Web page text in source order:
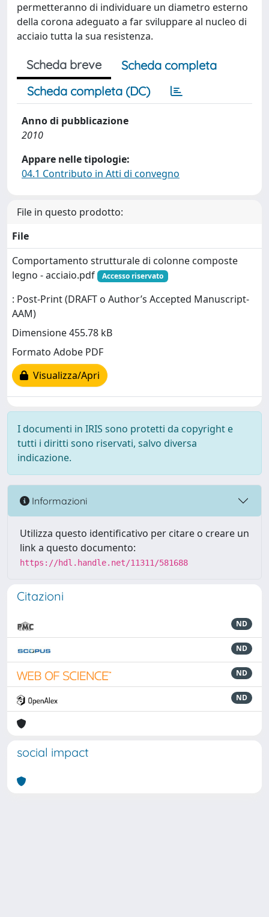
permetteranno di individuare un diametro esterno
della corona adeguato a far sviluppare al nucleo di
acciaio tutta la sua resistenza.
Scheda breve
Scheda completa
Scheda completa (DC)
Anno di pubblicazione
2010
Appare nelle tipologie:
04.1 Contributo in Atti di convegno
File in questo prodotto:
File
Comportamento strutturale di colonne composte
legno - acciaio.pdf
Accesso riservato
: Post-Print (DRAFT o Author’s Accepted Manuscript-
AAM)
Dimensione 455.78 kB
Formato Adobe PDF
Visualizza/Apri
I documenti in IRIS sono protetti da copyright e
tutti i diritti sono riservati, salvo diversa
indicazione.
Informazioni
Utilizza questo identificativo per citare o creare un
link a questo documento:
https://hdl.handle.net/11311/581688
Citazioni
ND
ND
ND
ND
social impact